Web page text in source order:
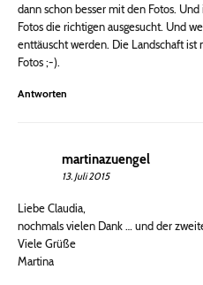
dann schon besser mit den Fotos.
Fotos die richtigen ausgesucht. Und
enttäuscht werden. Die Landschaft ist
Fotos ;-).
Antworten
martinazuengel
13. Juli 2015
Liebe Claudia,
nochmals vielen Dank … und der
Viele Grüße
Martina